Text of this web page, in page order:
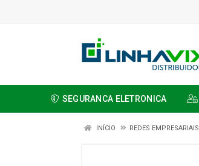
SEGURANCA ELETRONICA
INÍCIO REDES EMPRESARIAIS